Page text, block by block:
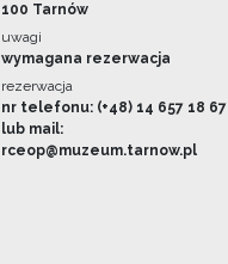
100 Tarnów
uwagi
wymagana rezerwacja
rezerwacja
nr telefonu: (+48) 14 657 18 67
lub mail:
rceop@muzeum.tarnow.pl